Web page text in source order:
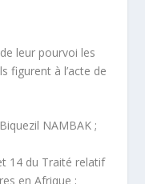
leur pourvoi les
figurent à l’acte de
NAMBAK ;
14 du Traité relatif
en Afrique ;